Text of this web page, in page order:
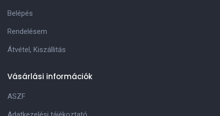
Belépés
Rendelésem
Átvétel, Kiszállitás
Vásárlási információk
ASZF